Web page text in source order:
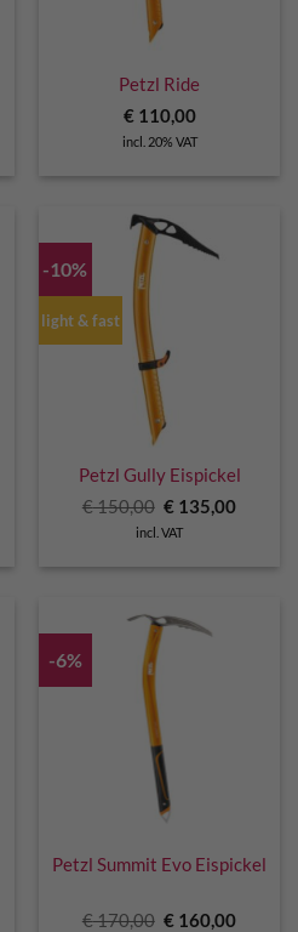
Petzl Ride
€110,00
incl. 20% VAT
-10%
light & fast
Petzl Gully Eispickel
€150,00 Original
was:
€ 135,00Current
incl. VAT
-6%
Petzl Summit Evo Eispickel
€170,00 Original
€ 160,00Current